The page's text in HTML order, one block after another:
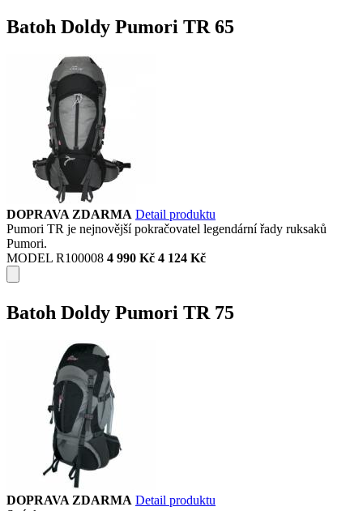
Batoh Doldy Pumori TR 65
DOPRAVA ZDARMA Detail produktu
Pumori TR je nejnovější pokračovatel legendární řady ruksaků
Pumori.
MODEL R100008 4 990 Kč 4 124 Kč
Batoh Doldy Pumori TR 75
DOPRAVA ZDARMA Detail produktu